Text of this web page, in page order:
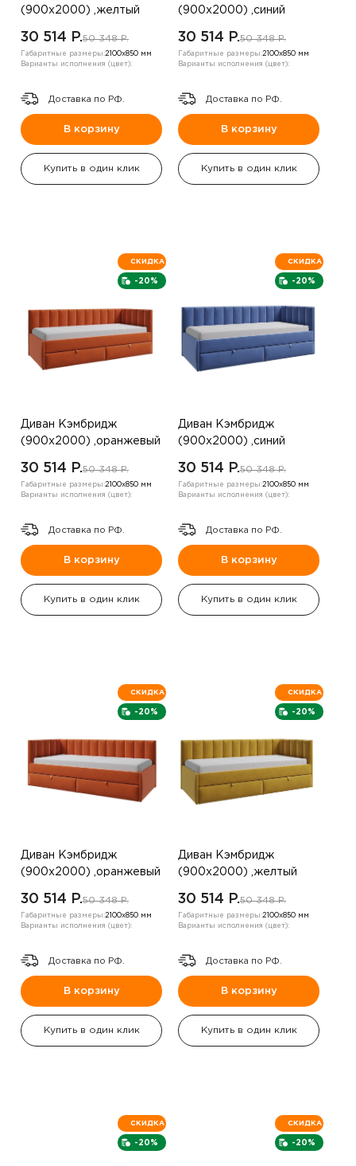
(900х2000) ,желтый
30 514 P.50 348 P.
Габаритные размеры:2100х850 мм
Варианты исполнения (цвет):
Доставка по РФ.
В корзину
Купить в один клик
(900х2000) ,синий
30 514 P.50 348 P.
Габаритные размеры:2100х850 мм
Варианты исполнения (цвет):
Доставка по РФ.
В корзину
Купить в один клик
-20%
СКИДКА
Диван Кэмбридж
(900х2000) ,оранжевый
30 514 P.50 348 P.
Габаритные размеры:2100х850 мм
Варианты исполнения (цвет):
Доставка по РФ.
В корзину
Купить в один клик
-20%
СКИДКА
Диван Кэмбридж
(900х2000) ,синий
30 514 P.50 348 P.
Габаритные размеры:2100х850 мм
Варианты исполнения (цвет):
Доставка по РФ.
В корзину
Купить в один клик
-20%
СКИДКА
Диван Кэмбридж
(900х2000) ,оранжевый
30 514 P.50 348 P.
Габаритные размеры:2100х850 мм
Варианты исполнения (цвет):
Доставка по РФ.
В корзину
Купить в один клик
-20%
СКИДКА
Диван Кэмбридж
(900х2000) ,желтый
30 514 P.50 348 P.
Габаритные размеры:2100х850 мм
Варианты исполнения (цвет):
Доставка по РФ.
В корзину
Купить в один клик
-20%
СКИДКА
-20%
СКИДКА